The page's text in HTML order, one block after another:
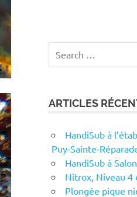
for:
ARTICLES
HandiSub à
Puy-Sainte-
HandiSub à
Nitrox, Niveau 4
Plongée pique